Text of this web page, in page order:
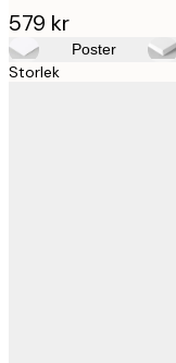
579 kr
Poster
Storlek